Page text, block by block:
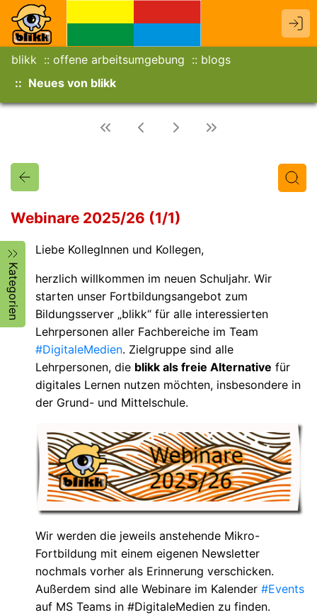
blikk offene arbeitsumgebung
blogs
Neues von blikk
Titel Text Autor/in
Webinare 2025/26 (1/1)
Kategorien
Liebe KollegInnen und Kollegen,
herzlich willkommen im neuen Schuljahr. Wir
starten unser Fortbildungsangebot zum
Bildungsserver „blikk“ für alle interessierten
Lehrpersonen aller Fachbereiche im Team
#DigitaleMedien. Zielgruppe sind alle
Lehrpersonen, die blikk als freie Alternative für
digitales Lernen nutzen möchten, insbesondere in
der Grund- und Mittelschule.
Wir werden die jeweils anstehende Mikro-
Fortbildung mit einem eigenen Newsletter
nochmals vorher als Erinnerung verschicken.
Außerdem sind alle Webinare im Kalender #Events
auf MS Teams in #DigitaleMedien zu finden.